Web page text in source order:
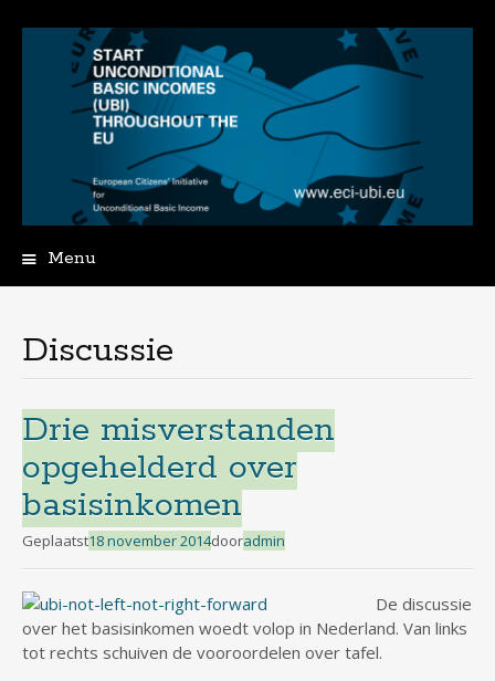
Menu
inhoud
Discussie
Drie misverstanden
opgehelderd over
basisinkomen
Geplaatst18 november 2014dooradmin
De discussie
over het basisinkomen woedt volop in Nederland. Van links
tot rechts schuiven de vooroordelen over tafel.